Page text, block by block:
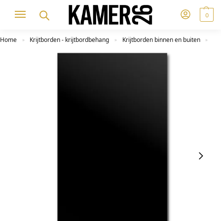
0
Home » Krijtborden - krijtbordbehang » Krijtborden binnen en buiten »